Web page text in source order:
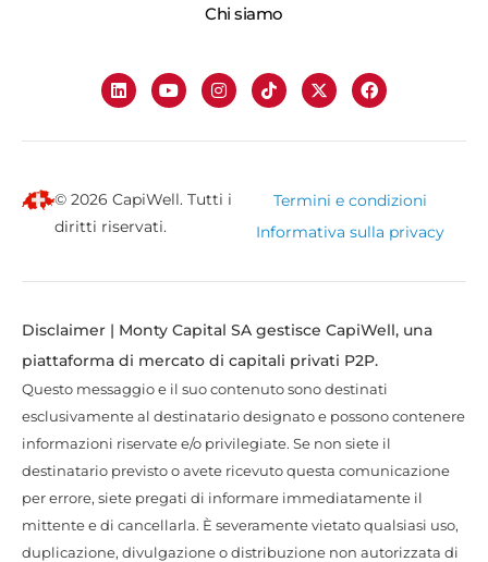
Chi siamo
© 2026 CapiWell. Tutti i
diritti riservati.
Termini e condizioni
Informativa sulla privacy
Disclaimer | Monty Capital SA gestisce CapiWell, una
piattaforma di mercato di capitali privati P2P.
Questo messaggio e il suo contenuto sono destinati
esclusivamente al destinatario designato e possono contenere
informazioni riservate e/o privilegiate. Se non siete il
destinatario previsto o avete ricevuto questa comunicazione
per errore, siete pregati di informare immediatamente il
mittente e di cancellarla. È severamente vietato qualsiasi uso,
duplicazione, divulgazione o distribuzione non autorizzata di